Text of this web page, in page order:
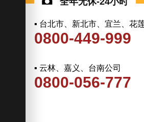
▪ 台北市、新北市、宜兰、花
0800-449-999
▪ 云林、嘉义、台南公司
0800-056-777